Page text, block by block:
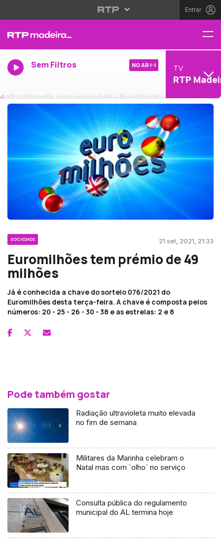
Entrar
Sem Filtros NO AR TV
RTP
SOCIEDADE 21 set, 2021, 21:33
Euromilhões tem prémio de 49
milhões
Já é conhecida a chave do sorteio 076/2021 do
Euromilhões desta terça-feira. A chave é composta pelos
números: 20 - 25 - 26 - 30 - 38 e as estrelas: 2 e 8
Pode também gostar
Radiação ultravioleta muito elevada
no fim de semana
Militares da Marinha celebram o
Natal mas com `olho` no serviço
Consulta pública do regulamento
municipal do AL termina hoje